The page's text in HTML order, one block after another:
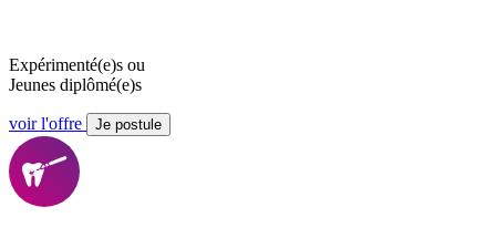
Expérimenté(e)s ou
Jeunes diplômé(e)s
voir l'offre Je postule